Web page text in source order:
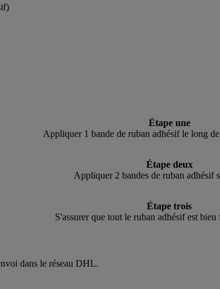
Étape une
Appliquer 1 bande de ruban adhésif le long
Étape deux
Appliquer 2 bandes de ruban adhésif
Étape trois
S'assurer que tout le ruban adhésif est
dans le réseau DHL.